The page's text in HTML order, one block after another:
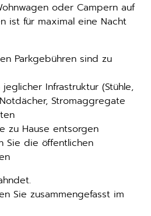
oder Campern auf
ist für maximal eine Nacht
Parkgebühren sind zu
jeglicher Infrastruktur (Stühle,
Stromaggregate
zu Hause entsorgen
Sie die öffentlichen
Sie zusammengefasst im